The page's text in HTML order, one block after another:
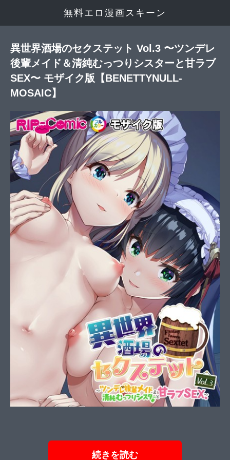
無料エロ漫画スキーン
異世界酒場のセクステット Vol.3 〜ツンデレ
後輩メイド＆清純むっつりシスターと甘ラブ
SEX〜 モザイク版【BENETTYNULL-
MOSAIC】
続きを読む